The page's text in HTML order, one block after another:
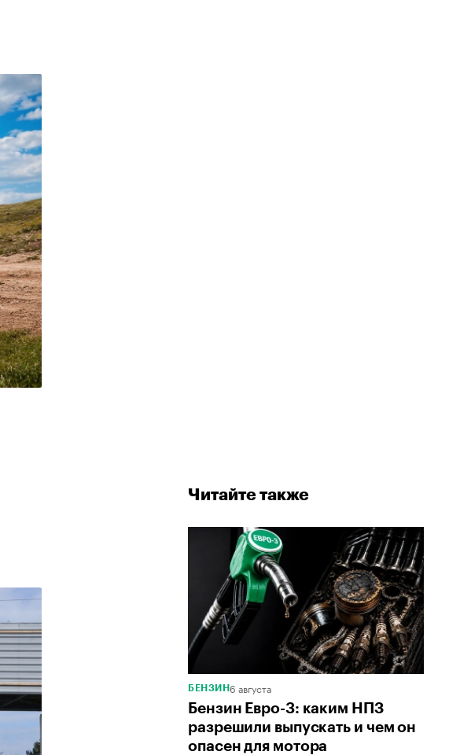
Читайте также
БЕНЗИН6 августа
Бензин Евро-3: каким НПЗ
разрешили выпускать и чем он
опасен для мотора